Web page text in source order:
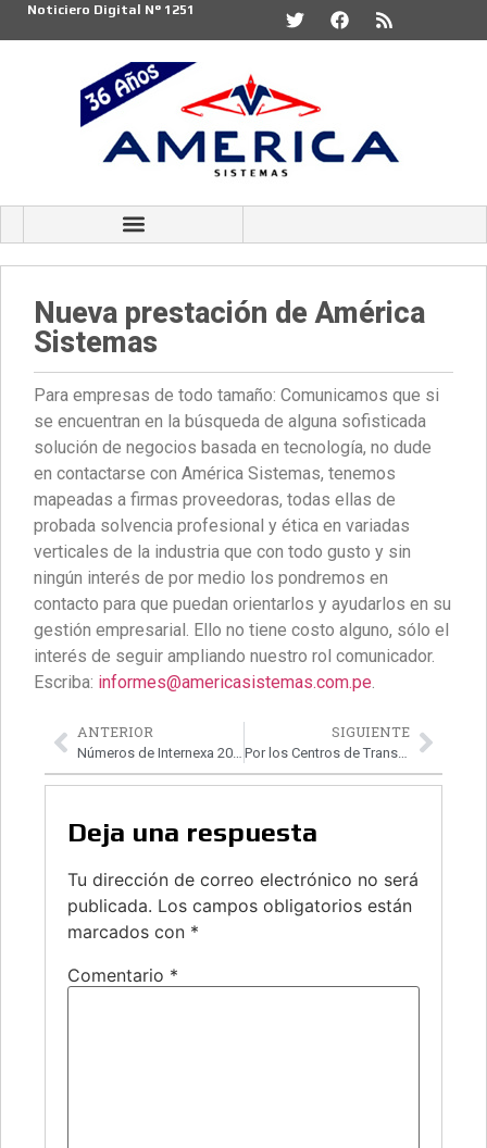
Noticiero Digital N° 1251
Nueva prestación de América
Sistemas
Para empresas de todo tamaño: Comunicamos que si
se encuentran en la búsqueda de alguna sofisticada
solución de negocios basada en tecnología, no dude
en contactarse con América Sistemas, tenemos
mapeadas a firmas proveedoras, todas ellas de
probada solvencia profesional y ética en variadas
verticales de la industria que con todo gusto y sin
ningún interés de por medio los pondremos en
contacto para que puedan orientarlos y ayudarlos en su
gestión empresarial. Ello no tiene costo alguno, sólo el
interés de seguir ampliando nuestro rol comunicador.
Escriba: informes@americasistemas.com.pe.
ANTERIOR
Números de Internexa 2022
SIGUIENTE
Por los Centros de Transformación Digital
Deja una respuesta
Tu dirección de correo electrónico no será
publicada. Los campos obligatorios están
marcados con *
Comentario *